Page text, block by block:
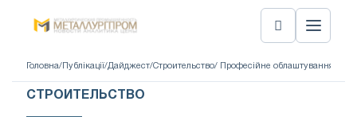
Головна/ Публікації/Дайджест/Строительство/ Професійне облаштування
СТРОИТЕЛЬСТВО